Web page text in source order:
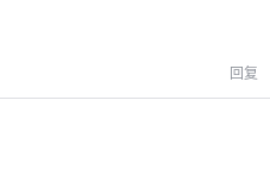
回复